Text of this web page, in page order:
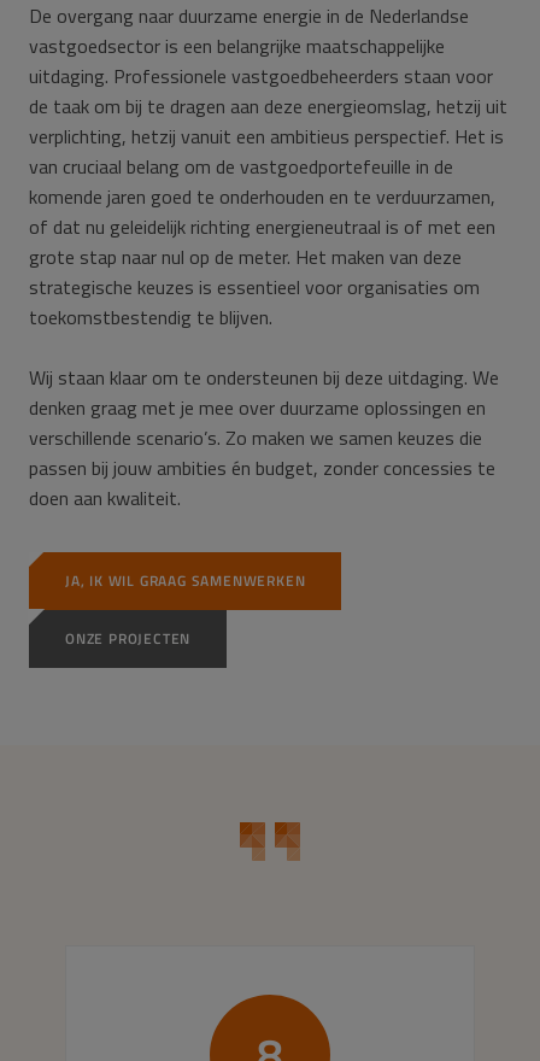
De overgang naar duurzame energie in de Nederlandse
vastgoedsector is een belangrijke maatschappelijke
uitdaging. Professionele vastgoedbeheerders staan voor
de taak om bij te dragen aan deze energieomslag, hetzij uit
verplichting, hetzij vanuit een ambitieus perspectief. Het is
van cruciaal belang om de vastgoedportefeuille in de
komende jaren goed te onderhouden en te verduurzamen,
of dat nu geleidelijk richting energieneutraal is of met een
grote stap naar nul op de meter. Het maken van deze
strategische keuzes is essentieel voor organisaties om
toekomstbestendig te blijven.
Wij staan klaar om te ondersteunen bij deze uitdaging. We
denken graag met je mee over duurzame oplossingen en
verschillende scenario’s. Zo maken we samen keuzes die
passen bij jouw ambities én budget, zonder concessies te
doen aan kwaliteit.
JA, IK WIL GRAAG SAMENWERKEN
ONZE PROJECTEN